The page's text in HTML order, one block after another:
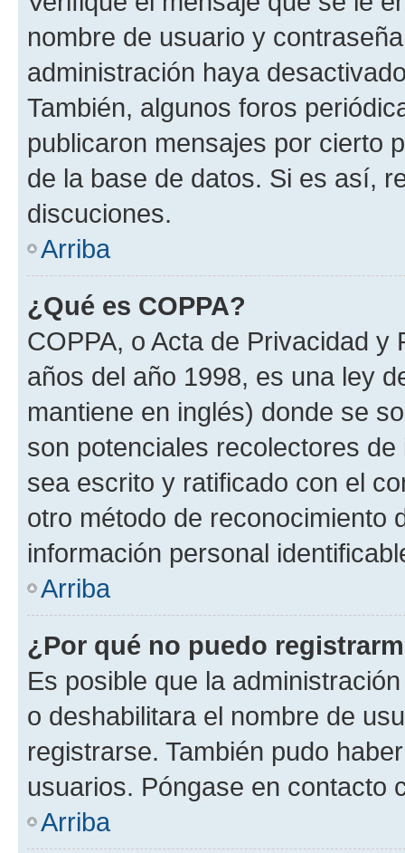
nombre de usuario y
administración haya
También, algunos foros
publicaron mensajes por cierto
de la base de datos. Si es así,
discuciones.
Arriba
¿Qué es COPPA?
COPPA, o Acta de Privacidad
años del año 1998, es una ley
mantiene en inglés) donde se
son potenciales recolectores
sea escrito y ratificado con el
otro método de reconocimiento
información personal
Arriba
¿Por qué no puedo
Es posible que la
o deshabilitara el nombre de
registrarse. También pudo
usuarios. Póngase en contacto
Arriba